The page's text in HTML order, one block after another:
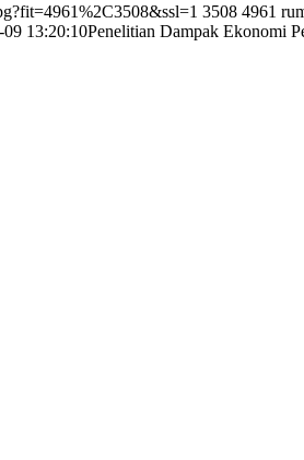
3508 4961
09 13:20:10Penelitian Dampak Ekonomi